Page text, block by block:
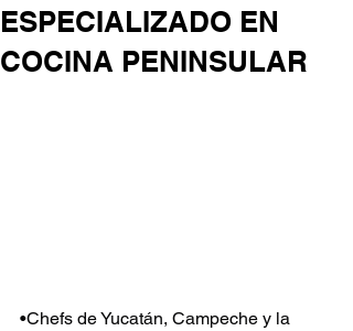
ESPECIALIZADO EN
COCINA PENINSULAR
•Chefs de Yucatán, Campeche y la